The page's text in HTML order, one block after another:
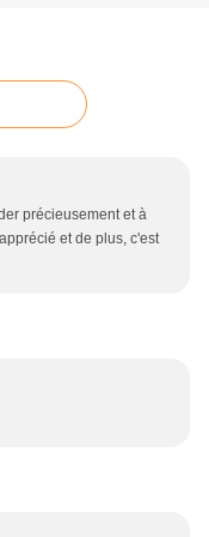
précieusement et à
et de plus, c'est